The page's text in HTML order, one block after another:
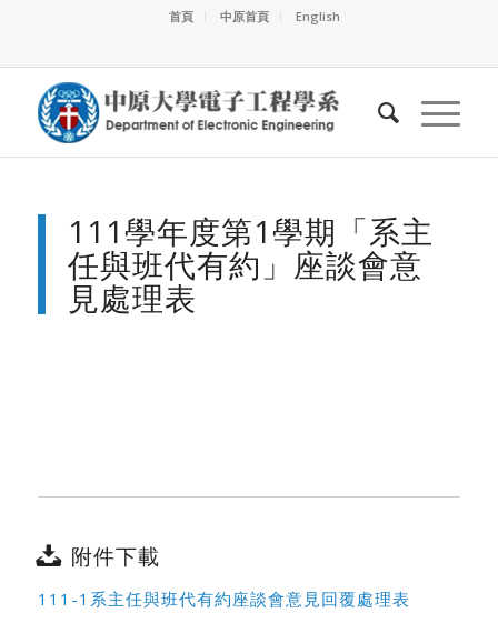
首頁 中原首頁 English
111學年度第1學期「系主
任與班代有約」座談會意
見處理表
附件下載
111-1系主任與班代有約座談會意見回覆處理表